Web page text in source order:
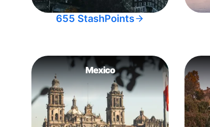
655 StashPoints
Mexico